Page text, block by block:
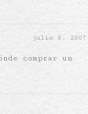
julio 6, 2007
comprar un